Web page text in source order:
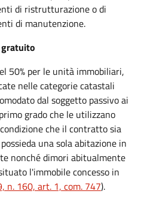
di ristrutturazione o di
di manutenzione.
50% per le unità immobiliari,
nelle categorie catastali
dal soggetto passivo ai
grado che le utilizzano
che il contratto sia
una sola abitazione in
nonché dimori abitualmente
l'immobile concesso in
n. 160, art. 1, com. 747).